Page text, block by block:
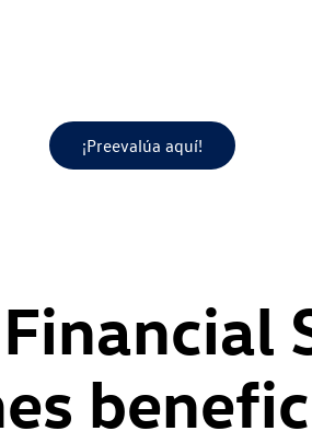
¡Preevalúa aquí!